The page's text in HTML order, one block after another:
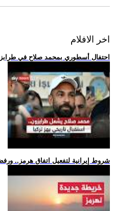
اخر الافلام
.. احتفال أسطوري بمحمد صلاح في
.. شروط إيرانية لتفعيل اتفاق هرمز..